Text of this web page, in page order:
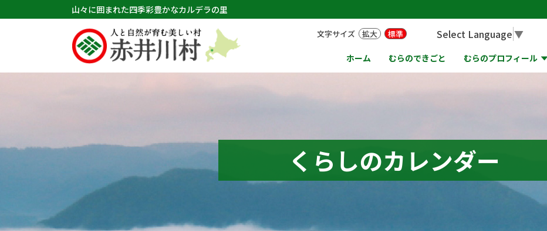
山々に囲まれた四季彩豊かなカルデラの里
ホーム むらのできごと むらのプロフィール
文字サイズ 拡大 標準 Select Language▼
くらしのカレンダー